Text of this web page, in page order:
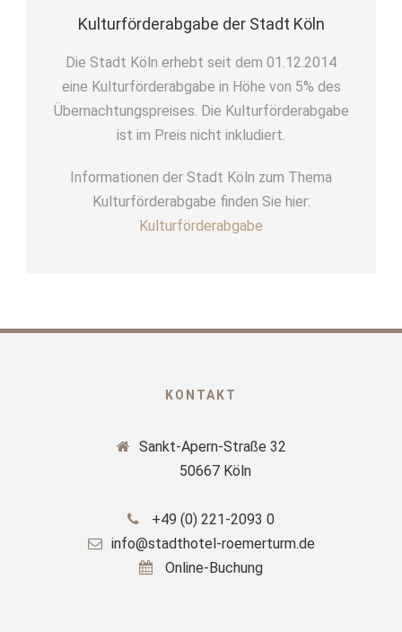
Kulturförderabgabe der Stadt Köln
Die Stadt Köln erhebt seit dem 01.12.2014
eine Kulturförderabgabe in Höhe von 5% des
Übernachtungspreises. Die Kulturförderabgabe
ist im Preis nicht inkludiert.
Informationen der Stadt Köln zum Thema
Kulturförderabgabe finden Sie hier:
Kulturförderabgabe
KONTAKT
Sankt-Apern-Straße 32
50667 Köln
+49 (0) 221-2093 0
info@stadthotel-roemerturm.de
Online-Buchung